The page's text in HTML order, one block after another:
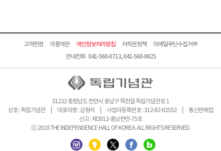
고객헌장 이용약관 개인정보처리방침 저작권정책
이메일무단수집거부
안내전화 041-560-0713, 041-560-0625
31232 충청남도 천안시 동남구 목천읍 독립기념관로 1
상호 : 독립기념관 | 대표자명 : 김형석 | 사업자등록번호 : 312-82-02552 | 통신판매업
신고 : 제2012-충남천안-75호
ⓒ 2018 THE INDEPENDENCE HALL OF KOREA. ALL RIGHTS RESERVED.